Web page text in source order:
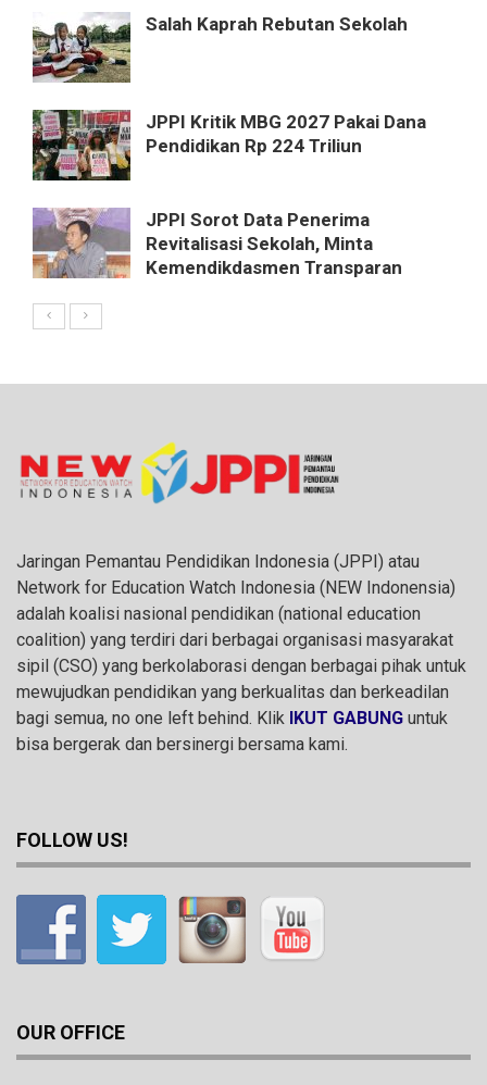
Salah Kaprah Rebutan Sekolah
JPPI Kritik MBG 2027 Pakai Dana
Pendidikan Rp 224 Triliun
JPPI Sorot Data Penerima
Revitalisasi Sekolah, Minta
Kemendikdasmen Transparan
Jaringan Pemantau Pendidikan Indonesia (JPPI) atau
Network for Education Watch Indonesia (NEW Indonensia)
adalah koalisi nasional pendidikan (national education
coalition) yang terdiri dari berbagai organisasi masyarakat
sipil (CSO) yang berkolaborasi dengan berbagai pihak untuk
mewujudkan pendidikan yang berkualitas dan berkeadilan
bagi semua, no one left behind. Klik IKUT GABUNG untuk
bisa bergerak dan bersinergi bersama kami.
FOLLOW US!
OUR OFFICE